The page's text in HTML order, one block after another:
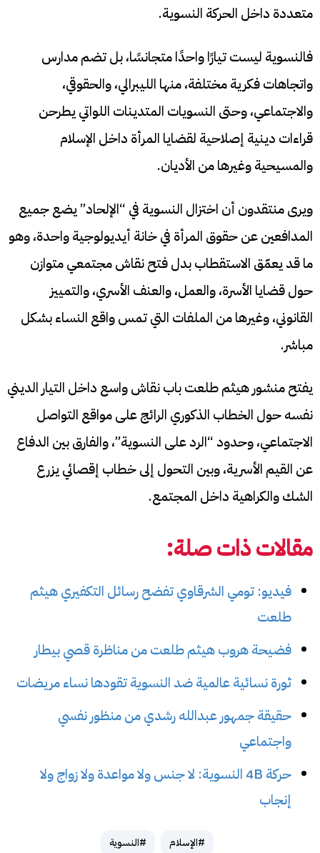
متعددة داخل الحركة النسوية.
فالنسوية ليست تيارًا واحدًا متجانسًا، بل تضم مدارس
واتجاهات فكرية مختلفة، منها الليبرالي، والحقوقي،
والاجتماعي، وحتى النسويات المتدينات اللواتي يطرحن
قراءات دينية إصلاحية لقضايا المرأة داخل الإسلام
والمسيحية وغيرها من الأديان.
ويرى منتقدون أن اختزال النسوية في “الإلحاد” يضع جميع
المدافعين عن حقوق المرأة في خانة أيديولوجية واحدة، وهو
ما قد يعمّق الاستقطاب بدل فتح نقاش مجتمعي متوازن
حول قضايا الأسرة، والعمل، والعنف الأسري، والتمييز
القانوني، وغيرها من الملفات التي تمس واقع النساء بشكل
مباشر.
يفتح منشور هيثم طلعت باب نقاش واسع داخل التيار الديني
نفسه حول الخطاب الذكوري الرائج على مواقع التواصل
الاجتماعي، وحدود “الرد على النسوية”، والفارق بين الدفاع
عن القيم الأسرية، وبين التحول إلى خطاب إقصائي يزرع
الشك والكراهية داخل المجتمع.
مقالات ذات صلة:
فيديو: تومي الشرقاوي تفضح رسائل التكفيري هيثم
طلعت
فضيحة هروب هيثم طلعت من مناظرة قصي بيطار
ثورة نسائية عالمية ضد النسوية تقودها نساء مريضات
حقيقة جمهور عبدالله رشدي من منظور نفسي
واجتماعي
حركة 4B النسوية: لا جنس ولا مواعدة ولا زواج ولا
إنجاب
#الإسلام #النسوية